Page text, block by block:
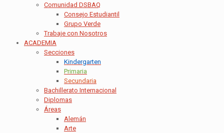
Comunidad DSBAQ
Consejo Estudiantil
Grupo Verde
Trabaje con Nosotros
ACADEMIA
Secciones
Kindergarten
Primaria
Secundaria
Bachillerato Internacional
Diplomas
Áreas
Alemán
Arte